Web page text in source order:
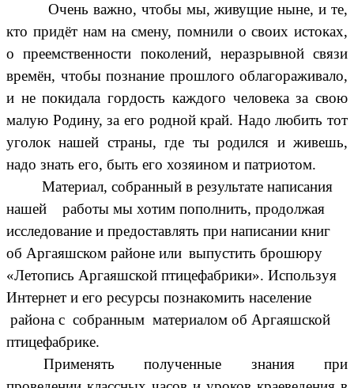
Очень важно, чтобы мы, живущие ныне, и те,
кто придёт нам на смену, помнили о своих истоках,
о преемственности поколений, неразрывной связи
времён, чтобы познание прошлого облагораживало,
и не покидала гордость каждого человека за свою
малую Родину, за его родной край. Надо любить тот
уголок нашей страны, где ты родился и живешь,
надо знать его, быть его хозяином и патриотом.
Материал, собранный в результате написания
нашей работы мы хотим пополнить, продолжая
исследование и предоставлять при написании книг
об Аргаяшском районе или выпустить брошюру
«Летопись Аргаяшской птицефабрики». Используя
Интернет и его ресурсы познакомить население
района с собранным материалом об Аргаяшской
птицефабрике.
Применять полученные знания при